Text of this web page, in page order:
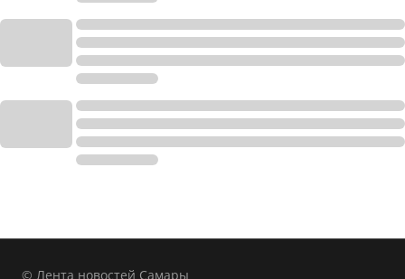
© Лента новостей Самары